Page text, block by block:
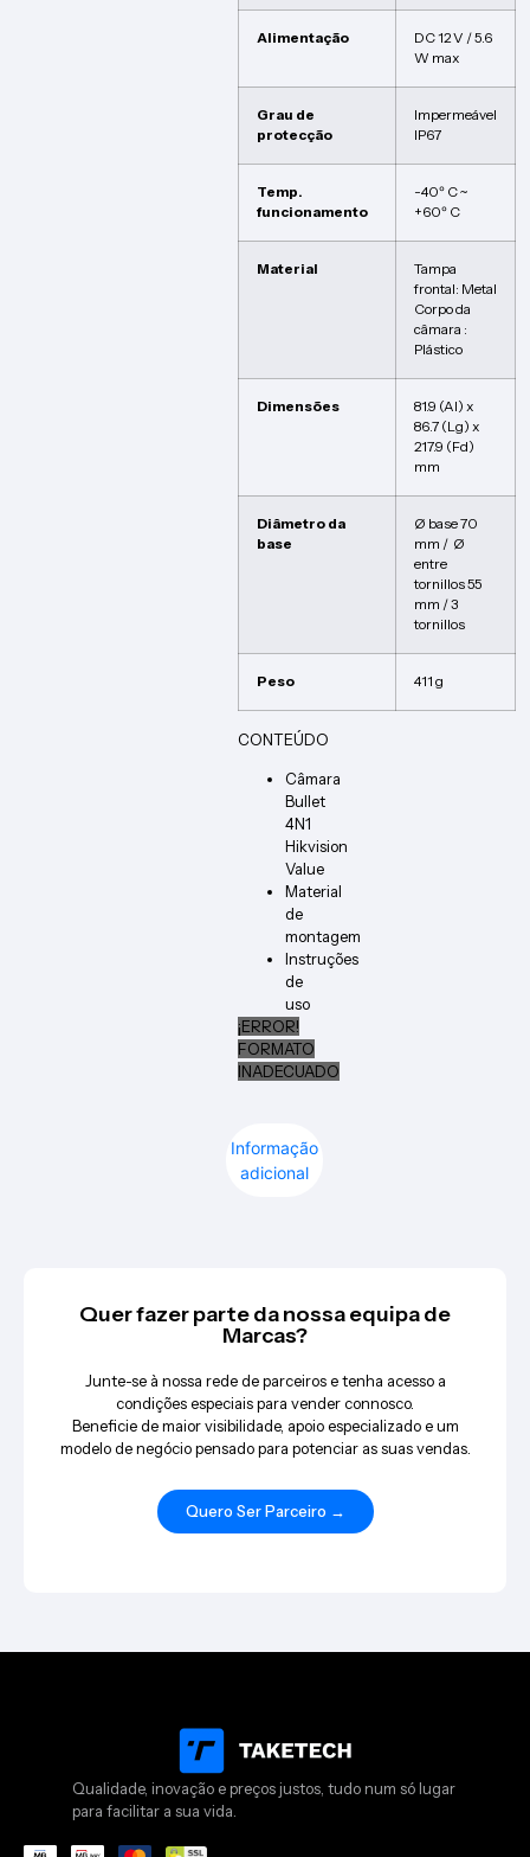
Informação
adicional
Alimentação
DC 12 V / 5.6
W max
Grau de
protecção
Impermeável
IP67
Temp.
funcionamento
-40º C ~
+60º C
Material
Tampa
frontal: Metal
Corpo da
câmara :
Plástico
Dimensões
81.9 (Al) x
86.7 (Lg) x
217.9 (Fd)
mm
Diâmetro da
base
Ø base 70
mm / Ø
entre
tornillos 55
mm / 3
tornillos
Peso 411 g
CONTEÚDO
Câmara
Bullet
4N1
Hikvision
Value
Material
de
montagem
Instruções
de
uso
¡ERROR!
FORMATO
INADECUADO
Quer fazer parte da nossa equipa de
Marcas?
Junte-se à nossa rede de parceiros e tenha acesso a
condições especiais para vender connosco.
Beneficie de maior visibilidade, apoio especializado e um
modelo de negócio pensado para potenciar as suas vendas.
Quero Ser Parceiro →
Qualidade, inovação e preços justos, tudo num só lugar
para facilitar a sua vida.